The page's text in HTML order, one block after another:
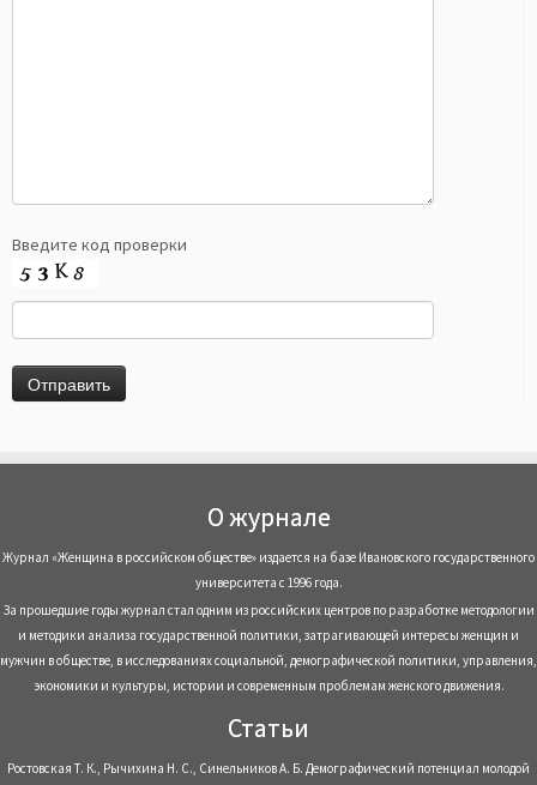
Введите код проверки
О журнале
Журнал «Женщина в российском обществе» издается на базе Ивановского государственного
университета с 1996 года.
За прошедшие годы журнал стал одним из российских центров по разработке методологии
и методики анализа государственной политики, затрагивающей интересы женщин и
мужчин в обществе, в исследованиях социальной, демографической политики, управления,
экономики и культуры, истории и современным проблемам женского движения.
Статьи
Ростовская Т. К., Рычихина Н. С., Синельников А. Б. Демографический потенциал молодой